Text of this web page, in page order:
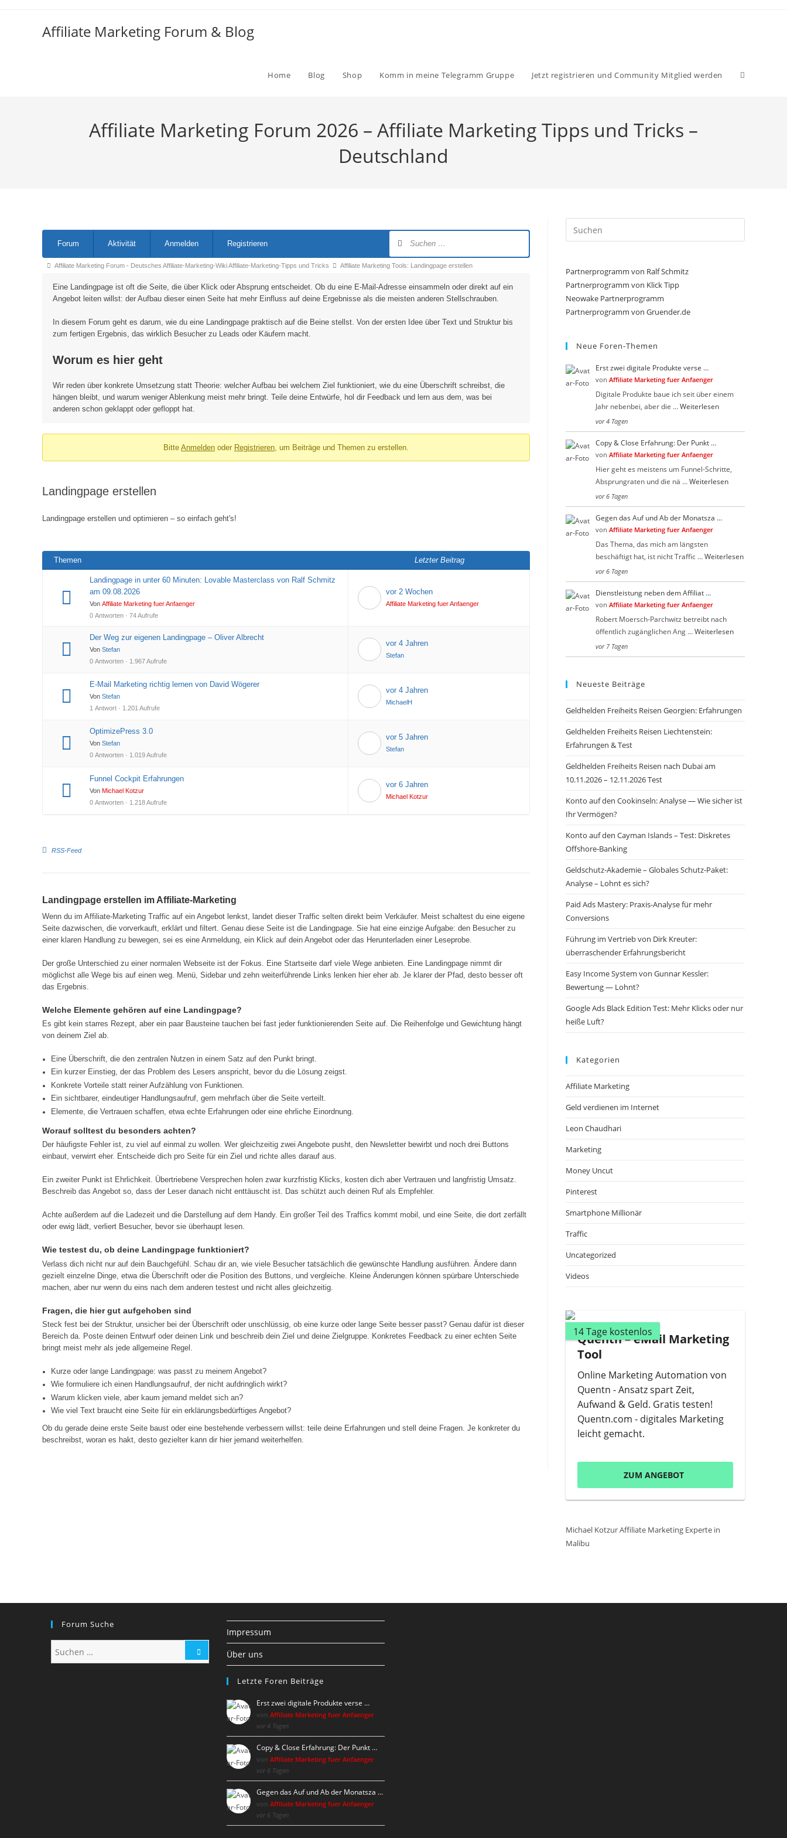
Affiliate Marketing Forum & Blog
Home Blog Shop Komm in meine Telegramm Gruppe Jetzt registrieren und Community Mitglied werden Website-
Affiliate Marketing Forum 2026 – Affiliate Marketing Tipps und Tricks –
Deutschland
Forum Aktivität Anmelden Registrieren
Forum-
bist
Affiliate Marketing Forum - Deutsches Affiliate-Marketing-Wiki Affiliate-Marketing-Tipps und Tricks Affiliate Marketing Tools: Landingpage erstellen
Eine Landingpage ist oft die Seite, die über Klick oder Absprung entscheidet. Ob du eine E-Mail-Adresse einsammeln oder direkt auf ein
Angebot leiten willst: der Aufbau dieser einen Seite hat mehr Einfluss auf deine Ergebnisse als die meisten anderen Stellschrauben.
In diesem Forum geht es darum, wie du eine Landingpage praktisch auf die Beine stellst. Von der ersten Idee über Text und Struktur bis
zum fertigen Ergebnis, das wirklich Besucher zu Leads oder Käufern macht.
Worum es hier geht
Wir reden über konkrete Umsetzung statt Theorie: welcher Aufbau bei welchem Ziel funktioniert, wie du eine Überschrift schreibst, die
hängen bleibt, und warum weniger Ablenkung meist mehr bringt. Teile deine Entwürfe, hol dir Feedback und lern aus dem, was bei
anderen schon geklappt oder gefloppt hat.
Bitte Anmelden oder Registrieren, um Beiträge und Themen zu erstellen.
Landingpage erstellen
Landingpage erstellen und optimieren – so einfach geht's!
Themen Letzter Beitrag
Landingpage in unter 60 Minuten: Lovable Masterclass von Ralf Schmitz
am 09.08.2026
Von Affiliate Marketing fuer Anfaenger
0 Antworten · 74 Aufrufe
vor 2 Wochen
Affiliate Marketing fuer Anfaenger
Der Weg zur eigenen Landingpage – Oliver Albrecht
Von Stefan
0 Antworten · 1.967 Aufrufe
vor 4 Jahren
Stefan
E-Mail Marketing richtig lernen von David Wögerer
Von Stefan
1 Antwort · 1.201 Aufrufe
vor 4 Jahren
MichaelH
OptimizePress 3.0
Von Stefan
0 Antworten · 1.019 Aufrufe
vor 5 Jahren
Stefan
Funnel Cockpit Erfahrungen
Von Michael Kotzur
0 Antworten · 1.218 Aufrufe
vor 6 Jahren
Michael Kotzur
RSS-Feed
Landingpage erstellen im Affiliate-Marketing
Wenn du im Affiliate-Marketing Traffic auf ein Angebot lenkst, landet dieser Traffic selten direkt beim Verkäufer. Meist schaltest du eine eigene
Seite dazwischen, die vorverkauft, erklärt und filtert. Genau diese Seite ist die Landingpage. Sie hat eine einzige Aufgabe: den Besucher zu
einer klaren Handlung zu bewegen, sei es eine Anmeldung, ein Klick auf dein Angebot oder das Herunterladen einer Leseprobe.
Der große Unterschied zu einer normalen Webseite ist der Fokus. Eine Startseite darf viele Wege anbieten. Eine Landingpage nimmt dir
möglichst alle Wege bis auf einen weg. Menü, Sidebar und zehn weiterführende Links lenken hier eher ab. Je klarer der Pfad, desto besser oft
das Ergebnis.
Welche Elemente gehören auf eine Landingpage?
Es gibt kein starres Rezept, aber ein paar Bausteine tauchen bei fast jeder funktionierenden Seite auf. Die Reihenfolge und Gewichtung hängt
von deinem Ziel ab.
Eine Überschrift, die den zentralen Nutzen in einem Satz auf den Punkt bringt.
Ein kurzer Einstieg, der das Problem des Lesers anspricht, bevor du die Lösung zeigst.
Konkrete Vorteile statt reiner Aufzählung von Funktionen.
Ein sichtbarer, eindeutiger Handlungsaufruf, gern mehrfach über die Seite verteilt.
Elemente, die Vertrauen schaffen, etwa echte Erfahrungen oder eine ehrliche Einordnung.
Worauf solltest du besonders achten?
Der häufigste Fehler ist, zu viel auf einmal zu wollen. Wer gleichzeitig zwei Angebote pusht, den Newsletter bewirbt und noch drei Buttons
einbaut, verwirrt eher. Entscheide dich pro Seite für ein Ziel und richte alles darauf aus.
Ein zweiter Punkt ist Ehrlichkeit. Übertriebene Versprechen holen zwar kurzfristig Klicks, kosten dich aber Vertrauen und langfristig Umsatz.
Beschreib das Angebot so, dass der Leser danach nicht enttäuscht ist. Das schützt auch deinen Ruf als Empfehler.
Achte außerdem auf die Ladezeit und die Darstellung auf dem Handy. Ein großer Teil des Traffics kommt mobil, und eine Seite, die dort zerfällt
oder ewig lädt, verliert Besucher, bevor sie überhaupt lesen.
Wie testest du, ob deine Landingpage funktioniert?
Verlass dich nicht nur auf dein Bauchgefühl. Schau dir an, wie viele Besucher tatsächlich die gewünschte Handlung ausführen. Ändere dann
gezielt einzelne Dinge, etwa die Überschrift oder die Position des Buttons, und vergleiche. Kleine Änderungen können spürbare Unterschiede
machen, aber nur wenn du eins nach dem anderen testest und nicht alles gleichzeitig.
Fragen, die hier gut aufgehoben sind
Steck fest bei der Struktur, unsicher bei der Überschrift oder unschlüssig, ob eine kurze oder lange Seite besser passt? Genau dafür ist dieser
Bereich da. Poste deinen Entwurf oder deinen Link und beschreib dein Ziel und deine Zielgruppe. Konkretes Feedback zu einer echten Seite
bringt meist mehr als jede allgemeine Regel.
Kurze oder lange Landingpage: was passt zu meinem Angebot?
Wie formuliere ich einen Handlungsaufruf, der nicht aufdringlich wirkt?
Warum klicken viele, aber kaum jemand meldet sich an?
Wie viel Text braucht eine Seite für ein erklärungsbedürftiges Angebot?
Ob du gerade deine erste Seite baust oder eine bestehende verbessern willst: teile deine Erfahrungen und stell deine Fragen. Je konkreter du
beschreibst, woran es hakt, desto gezielter kann dir hier jemand weiterhelfen.
Escape
Partnerprogramm von Ralf Schmitz
Partnerprogramm von Klick Tipp
Neowake Partnerprogramm
Partnerprogramm von Gruender.de
Neue Foren-Themen
Erst zwei digitale Produkte verse …
von Affiliate Marketing fuer Anfaenger
Digitale Produkte baue ich seit über einem
Jahr nebenbei, aber die …Weiterlesen
vor 4 Tagen
Copy & Close Erfahrung: Der Punkt …
von Affiliate Marketing fuer Anfaenger
Hier geht es meistens um Funnel-Schritte,
Absprungraten und die nä …Weiterlesen
vor 6 Tagen
Gegen das Auf und Ab der Monatsza …
von Affiliate Marketing fuer Anfaenger
Das Thema, das mich am längsten
beschäftigt hat, ist nicht Traffic …Weiterlesen
vor 6 Tagen
Dienstleistung neben dem Affiliat …
von Affiliate Marketing fuer Anfaenger
Robert Moersch-Parchwitz betreibt nach
öffentlich zugänglichen Ang …Weiterlesen
vor 7 Tagen
Neueste Beiträge
Geldhelden Freiheits Reisen Georgien: Erfahrungen
Geldhelden Freiheits Reisen Liechtenstein:
Erfahrungen & Test
Geldhelden Freiheits Reisen nach Dubai am
10.11.2026 – 12.11.2026 Test
Konto auf den Cookinseln: Analyse — Wie sicher ist
Ihr Vermögen?
Konto auf den Cayman Islands – Test: Diskretes
Offshore-Banking
Geldschutz-Akademie – Globales Schutz-Paket:
Analyse – Lohnt es sich?
Paid Ads Mastery: Praxis-Analyse für mehr
Conversions
Führung im Vertrieb von Dirk Kreuter:
überraschender Erfahrungsbericht
Easy Income System von Gunnar Kessler:
Bewertung — Lohnt?
Google Ads Black Edition Test: Mehr Klicks oder nur
heiße Luft?
Kategorien
Affiliate Marketing
Geld verdienen im Internet
Leon Chaudhari
Marketing
Money Uncut
Pinterest
Smartphone Millionär
Traffic
Uncategorized
Videos
14 Tage kostenlos
Quentn – eMail Marketing
Tool
Online Marketing Automation von
Quentn - Ansatz spart Zeit,
Aufwand & Geld. Gratis testen!
Quentn.com - digitales Marketing
leicht gemacht.
ZUM ANGEBOT
Michael Kotzur Affiliate Marketing Experte in
Malibu
Forum Suche
Impressum
Über uns
Letzte Foren Beiträge
Erst zwei digitale Produkte verse …
von Affiliate Marketing fuer Anfaenger
vor 4 Tagen
Copy & Close Erfahrung: Der Punkt …
von Affiliate Marketing fuer Anfaenger
vor 6 Tagen
Gegen das Auf und Ab der Monatsza …
von Affiliate Marketing fuer Anfaenger
vor 6 Tagen